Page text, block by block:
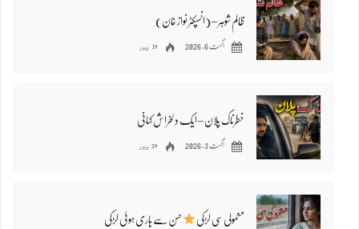
ظالم شوہر – (انسپکٹر نواز خان)
اگست 6, 2026 19 ویوز
خطرناک پلان – ایک دلخراش کہانی
اگست 3, 2026 29 ویوز
معمولی سی لڑکی حسن سے ہاری ہوئی لڑکی